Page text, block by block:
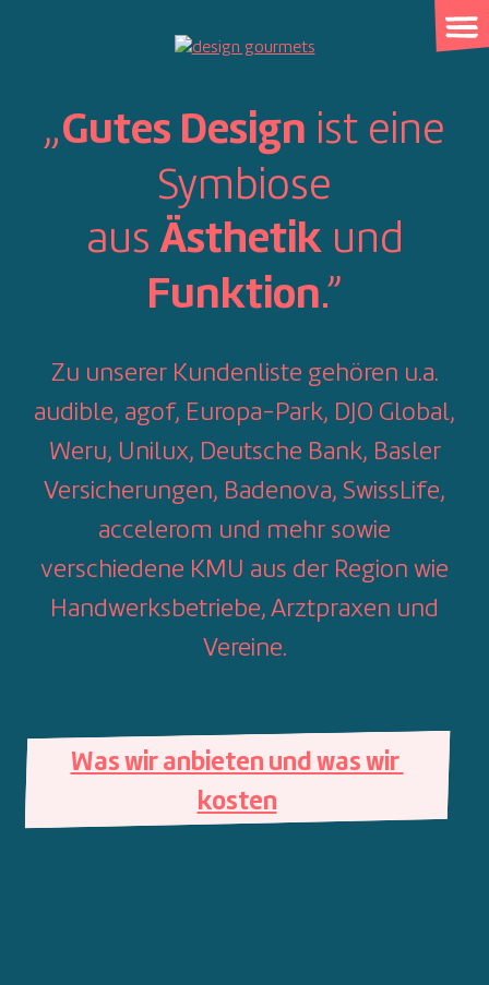
„Gutes Design ist eine
Symbiose
ausÄsthetikund
Funktion.”
Zu unserer Kundenliste gehören u.a.
audible, agof, Europa-Park, DJO Global,
Weru, Unilux, Deutsche Bank, Basler
Versicherungen, Badenova, SwissLife,
accelerom und mehr sowie
verschiedene KMU aus der Region wie
Handwerksbetriebe, Arztpraxen und
Vereine.
Was wir anbieten und was wir
kosten